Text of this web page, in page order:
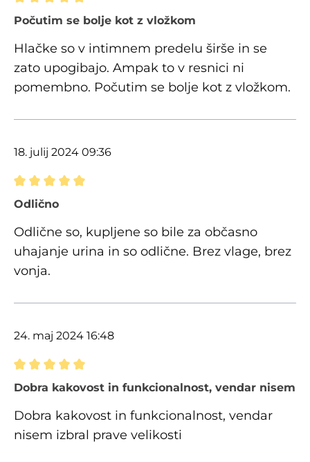
Ocena z oceno 5 od 5 zvezdic
Počutim se bolje kot z vložkom
Hlačke so v intimnem predelu širše in se
zato upogibajo. Ampak to v resnici ni
pomembno. Počutim se bolje kot z vložkom.
18. julij 2024 09:36
Ocena z oceno 5 od 5 zvezdic
Odlično
Odlične so, kupljene so bile za občasno
uhajanje urina in so odlične. Brez vlage, brez
vonja.
24. maj 2024 16:48
Ocena z oceno 5 od 5 zvezdic
Dobra kakovost in funkcionalnost, vendar nisem
Dobra kakovost in funkcionalnost, vendar
nisem izbral prave velikosti